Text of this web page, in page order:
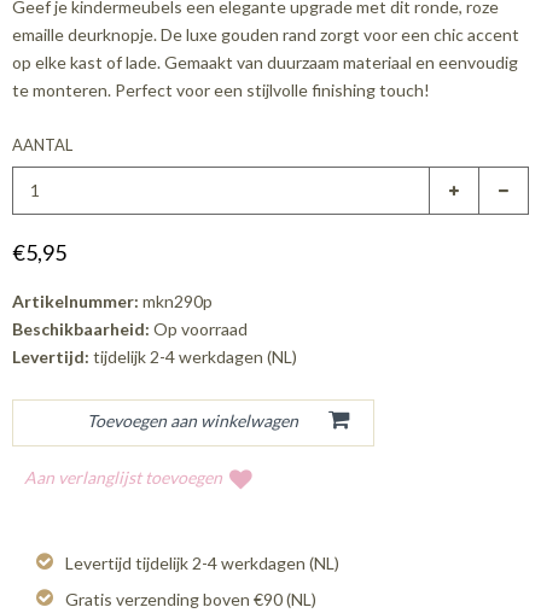
Geef je kindermeubels een elegante upgrade met dit ronde, roze
emaille deurknopje. De luxe gouden rand zorgt voor een chic accent
op elke kast of lade. Gemaakt van duurzaam materiaal en eenvoudig
te monteren. Perfect voor een stijlvolle finishing touch!
AANTAL
€5,95
Artikelnummer: mkn290p
Beschikbaarheid: Op voorraad
Levertijd: tijdelijk 2-4 werkdagen (NL)
Aan verlanglijst toevoegen
Levertijd tijdelijk 2-4 werkdagen (NL)
Gratis verzending boven €90 (NL)